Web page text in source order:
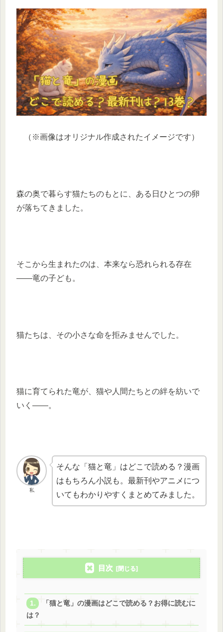
（※画像はオリジナル作成されたイメージです）
森の奥で暮らす猫たちのもとに、ある日ひとつの卵
が落ちてきました。
そこから生まれたのは、本来なら恐れられる存在
――竜の子ども。
猫たちは、その小さな命を拒みませんでした。
猫に育てられた竜が、猫や人間たちとの絆を紡いで
いく――。
私
そんな「猫と竜」はどこで読める？漫画
はもちろん小説も。最新刊やアニメにつ
いてもわかりやすくまとめてみました。
目次
「猫と竜」の漫画はどこで読める？お得に読むに
は？